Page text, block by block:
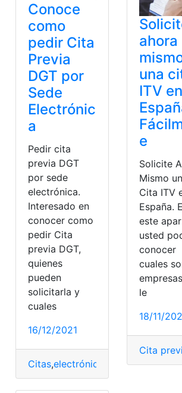
Sedes,Seguridad Social,seguro
Conoce
como
pedir Cita
Previa
DGT por
Sede
Electrónic
a
Pedir cita
previa DGT
por sede
electrónica.
Interesado en
conocer como
pedir Cita
previa DGT,
quienes
pueden
solicitarla y
cuales
16/12/2021
Citas,electrónica España,Procesos
ahora
una
ITV en
e
Solicite
Mismo
Cita ITV
España.
este
usted
conocer
cuales
le
18/11/
Cita